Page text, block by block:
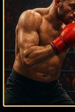
Тшепо
Маркес Сергей Богачук
Масиас Радивое
Мухаммад Вячеслав
Гилберт Бернс Уильям
Вильфредо Васкес
Сонни